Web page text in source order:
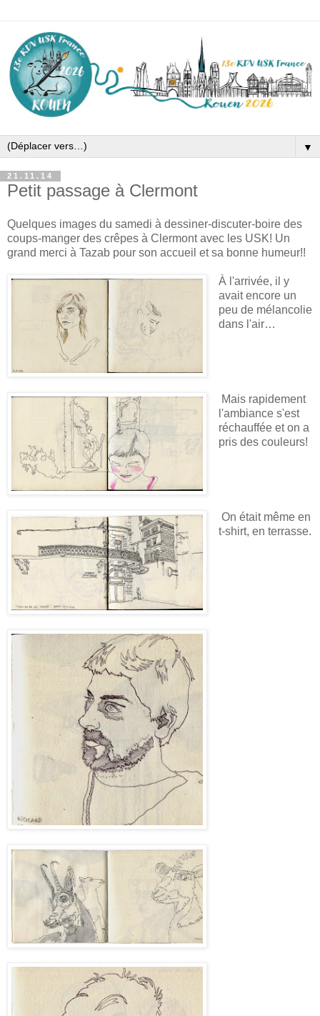
▼
21.11.14
Petit passage à Clermont
Quelques images du samedi à dessiner-discuter-boire des
coups-manger des crêpes à Clermont avec les USK! Un
grand merci à Tazab pour son accueil et sa bonne humeur!!
À l'arrivée, il y
avait encore un
peu de mélancolie
dans l'air…
Mais rapidement
l'ambiance s'est
réchauffée et on a
pris des couleurs!
On était même en
t-shirt, en terrasse.